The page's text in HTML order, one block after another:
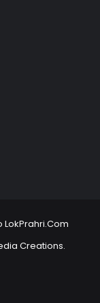
LokPrahri.Com
Creations.